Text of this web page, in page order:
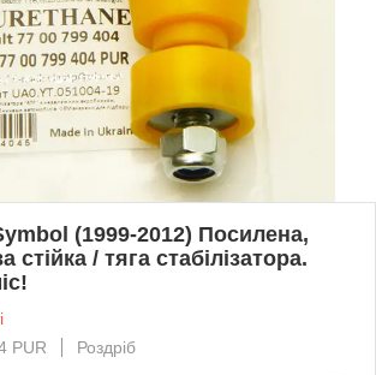
(1999-2012) Посилена,
стійка / тяга стабілізатора.
PUR
Роздріб